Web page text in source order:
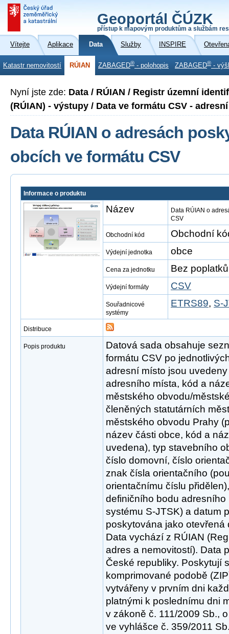
Geoportál ČÚZK
přístup k mapovým produktům a službám
Vítejte Aplikace Data Služby INSPIRE
Katastr nemovitostí RÚIAN ZABAGED® - polohopis ZABAGED® -
Nyní jste zde: Data / RÚIAN / Registr územní
(RÚIAN) - výstupy / Data ve formátu CSV -
Data RÚIAN o adresách
obcích ve formátu CSV
Informace o produktu
Název
Data RÚIAN o
CSV
Obchodní kód Obchodní
Výdejní jednotka obce
Cena za jednotku Bez poplatků
Výdejní formáty CSV
Souřadnicové
systémy
ETRS89, S-
Distribuce
Popis produktu
Datová sada obsahuje
formátu CSV po
adresní místo jsou
adresního místa, kód a
městského obvodu/
členěných statutárních
městského obvodu Prahy
název části obce, kód a
uvedena), typ stavebního
číslo domovní, číslo
znak čísla orientačního
orientačnímu číslu
definičního bodu
systému S-JTSK) a datum
poskytována jako otevřená
Data vychází z RÚIAN
adres a nemovitostí). Data
České republiky. Poskytují
komprimované podobě
vytvářeny v prvním dni
platnými k poslednímu dni
v zákoně č. 111/2009 Sb.,
ve vyhlášce č. 359/2011